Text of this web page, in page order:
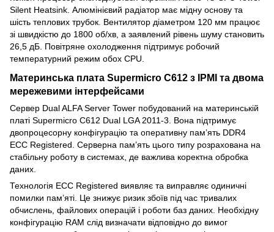
Silent Heatsink. Алюмінієвий радіатор має мідну основу та
шість теплових трубок. Вентилятор діаметром 120 мм працює
зі швидкістю до 1800 об/хв, а заявлений рівень шуму становить
26,5 дБ. Повітряне охолодження підтримує робочий
температурний режим обох CPU.
Материнська плата Supermicro C612 з IPMI та двома
мережевими інтерфейсами
Сервер Dual ALFA Server Tower побудований на материнській
платі Supermicro C612 Dual LGA 2011-3. Вона підтримує
двопроцесорну конфігурацію та оперативну пам’ять DDR4
ECC Registered. Серверна пам’ять цього типу розрахована на
стабільну роботу в системах, де важлива коректна обробка
даних.
Технологія ECC Registered виявляє та виправляє одиничні
помилки пам’яті. Це знижує ризик збоїв під час тривалих
обчислень, файлових операцій і роботи баз даних. Необхідну
конфігурацію RAM слід визначати відповідно до вимог